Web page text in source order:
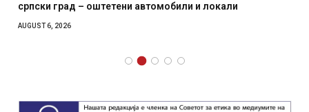
српски град – оштетени автомобили и локали
AUGUST 6, 2026